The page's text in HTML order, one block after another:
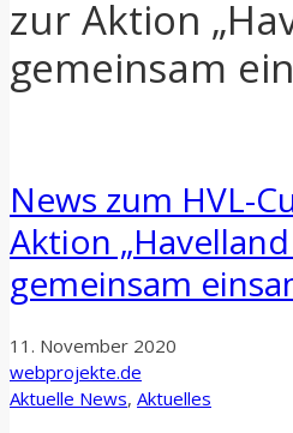
zur Aktion
gemeinsam
News zum HVL-
Aktion
gemeinsam
11. November 2020
webprojekte.de
Aktuelle News, Aktuelles